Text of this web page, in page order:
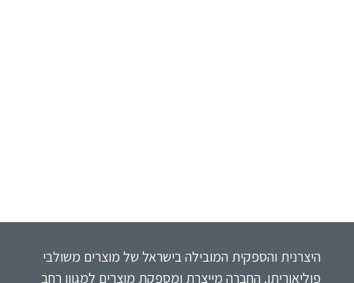
היצרנית והספקית המובילה בישראל של מוצרים משולבי
פוליאוריתן. החברה מייצרת ומספקת מוצרים למגוון רחב